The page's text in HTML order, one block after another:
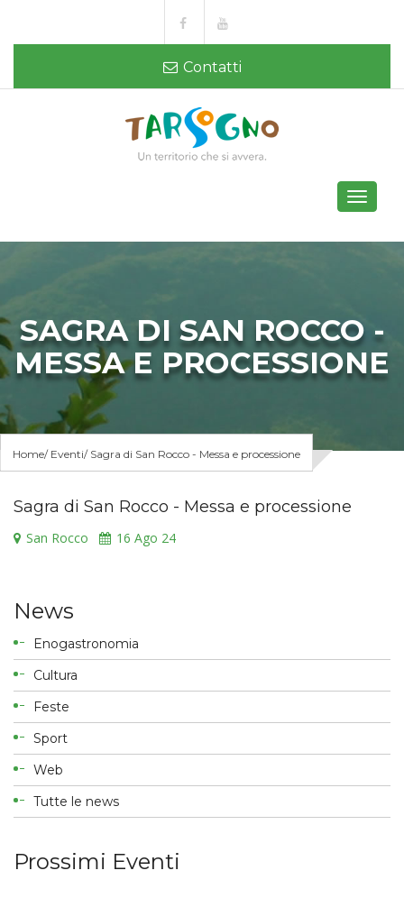
Contatti
Toggle
SAGRA DI SAN ROCCO -
MESSA E PROCESSIONE
Home Eventi Sagra di San Rocco - Messa e processione
Sagra di San Rocco - Messa e processione
San Rocco 16 Ago 24
News
Enogastronomia
Cultura
Feste
Sport
Web
Tutte le news
Prossimi Eventi